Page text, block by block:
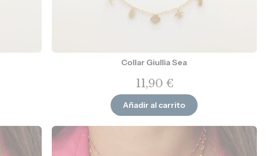
Collar Giullia Sea
11,90 €
Añadir al carrito